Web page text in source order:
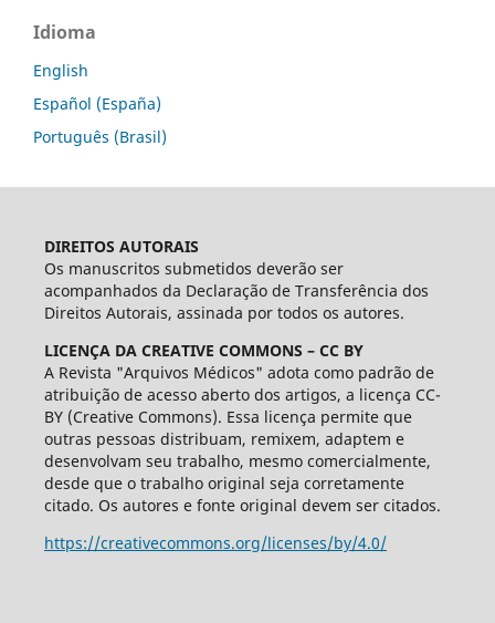
Idioma
English
Español (España)
Português (Brasil)
DIREITOS AUTORAIS
Os manuscritos submetidos deverão ser
acompanhados da Declaração de Transferência dos
Direitos Autorais, assinada por todos os autores.
LICENÇA DA CREATIVE COMMONS – CC BY
A Revista "Arquivos Médicos" adota como padrão de
atribuição de acesso aberto dos artigos, a licença CC-
BY (Creative Commons). Essa licença permite que
outras pessoas distribuam, remixem, adaptem e
desenvolvam seu trabalho, mesmo comercialmente,
desde que o trabalho original seja corretamente
citado. Os autores e fonte original devem ser citados.
https://creativecommons.org/licenses/by/4.0/